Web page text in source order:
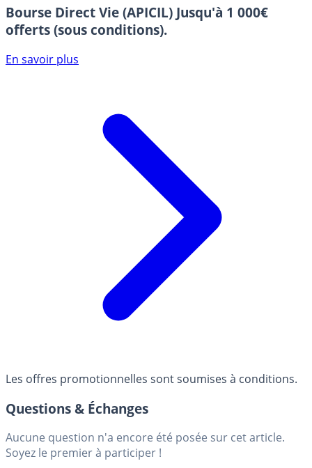
Bourse Direct Vie (APICIL) Jusqu'à 1 000€
offerts (sous conditions).
En savoir plus
Les offres promotionnelles sont soumises à conditions.
Questions & Échanges
Aucune question n'a encore été posée sur cet article.
Soyez le premier à participer !